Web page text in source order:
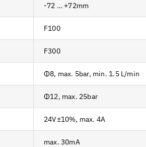
-72 … +72mm
F100
F300
Φ8, max. 5bar, min. 1.5 L/min
Φ12, max. 25bar
24V±10%, max. 4A
max. 30mA